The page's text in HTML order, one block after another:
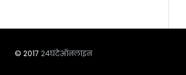
© 2017 24घंटेऑनलाइन